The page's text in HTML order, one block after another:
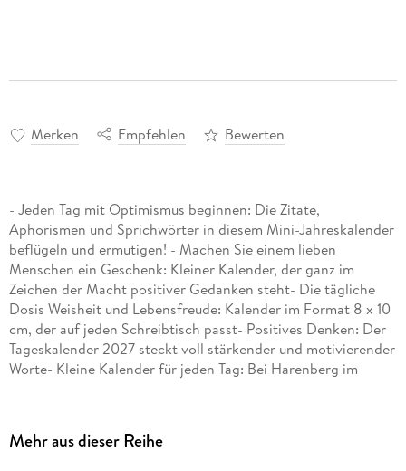
Merken Empfehlen Bewerten
- Jeden Tag mit Optimismus beginnen: Die Zitate,
Aphorismen und Sprichwörter in diesem Mini-Jahreskalender
beflügeln und ermutigen! - Machen Sie einem lieben
Menschen ein Geschenk: Kleiner Kalender, der ganz im
Zeichen der Macht positiver Gedanken steht- Die tägliche
Dosis Weisheit und Lebensfreude: Kalender im Format 8 x 10
cm, der auf jeden Schreibtisch passt- Positives Denken: Der
Tageskalender 2027 steckt voll stärkender und motivierender
Worte- Kleine Kalender für jeden Tag: Bei Harenberg im
Mehr aus dieser Reihe